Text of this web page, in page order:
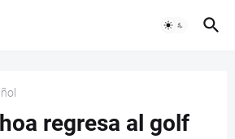
regresa al golf